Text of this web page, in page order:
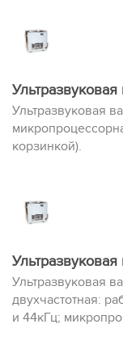
Ультразвуковая
корзинкой).
Ультразвуковая
двухчастотная:
и 44кГц;